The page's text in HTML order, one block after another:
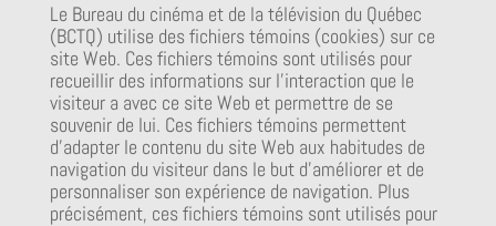
Le Bureau du cinéma et de la télévision du Québec
(BCTQ) utilise des fichiers témoins (cookies) sur ce
site Web. Ces fichiers témoins sont utilisés pour
recueillir des informations sur l’interaction que le
visiteur a avec ce site Web et permettre de se
souvenir de lui. Ces fichiers témoins permettent
d’adapter le contenu du site Web aux habitudes de
navigation du visiteur dans le but d’améliorer et de
personnaliser son expérience de navigation. Plus
précisément, ces fichiers témoins sont utilisés pour